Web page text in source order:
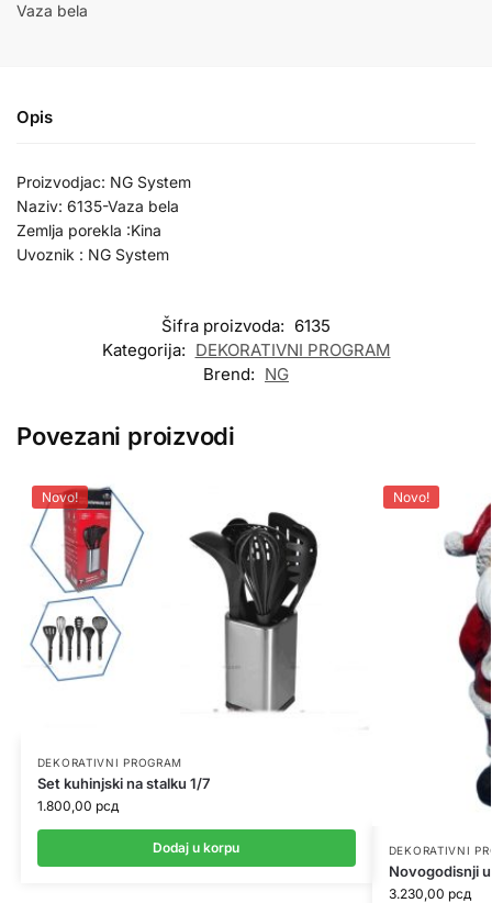
Vaza bela
Opis
Proizvodjac: NG System
Naziv: 6135-Vaza bela
Zemlja porekla :Kina
Uvoznik : NG System
Šifra proizvoda: 6135
Kategorija: DEKORATIVNI PROGRAM
Brend: NG
Povezani proizvodi
Novo!
DEKORATIVNI PROGRAM
Set kuhinjski na stalku 1/7
1.800,00 рсд
Dodaj u korpu
Novo!
DEKORATIVNI
Novogodisnji
3.230,00 рсд